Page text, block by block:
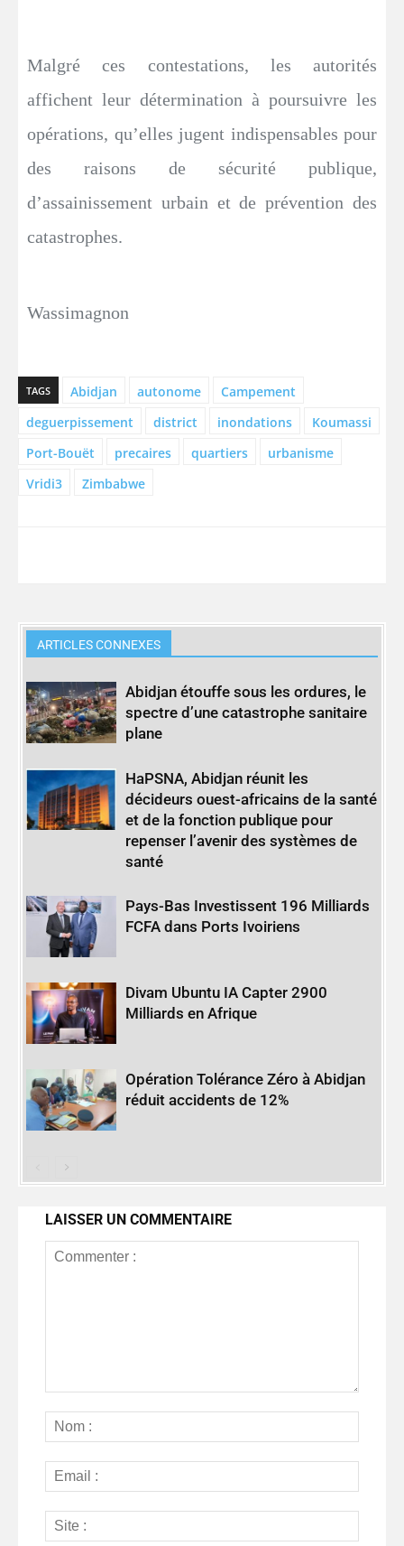
Malgré ces contestations, les autorités
affichent leur détermination à poursuivre les
opérations, qu’elles jugent indispensables pour
des raisons de sécurité publique,
d’assainissement urbain et de prévention des
catastrophes.
Wassimagnon
TAGS Abidjan autonome
Campement
deguerpissement
district inondations
Koumassi
Port-Bouët
precaires quartiers
urbanisme
Vridi3
Zimbabwe
ARTICLES CONNEXES
Abidjan étouffe sous les ordures, le
spectre d’une catastrophe sanitaire
plane
HaPSNA, Abidjan réunit les
décideurs ouest-africains de la santé
et de la fonction publique pour
repenser l’avenir des systèmes de
santé
Pays-Bas Investissent 196 Milliards
FCFA dans Ports Ivoiriens
Divam Ubuntu IA Capter 2900
Milliards en Afrique
Opération Tolérance Zéro à Abidjan
réduit accidents de 12%
LAISSER UN COMMENTAIRE